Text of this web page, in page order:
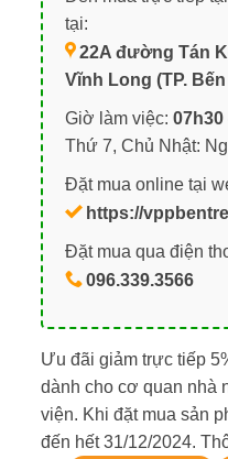
tại:
22A đường Tán
Vĩnh Long (TP.
Giờ làm việc: 07h30
Thứ 7, Chủ Nhật:
Đặt mua online tại
https://
Đặt mua qua điện
096.339.3566
Ưu đãi giảm trực tiếp
dành cho cơ quan nhà
viện. Khi đặt mua sản
đến hết 31/12/2024.